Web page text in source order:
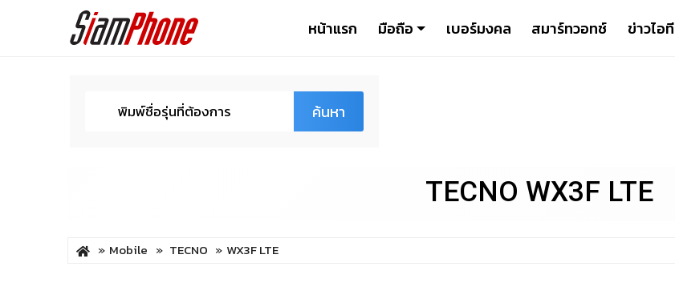
หน้าแรก มือถือ เบอร์มงคล สมาร์ทวอทช์ ข่าวไอที
ค้นหา
TECNO WX3F LTE
Mobile TECNO WX3F LTE